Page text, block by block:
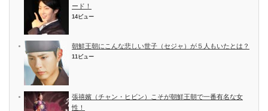
ード！
14ビュー
朝鮮王朝にこんな悲しい世子（セジャ）が５人もいたとは？
11ビュー
張禧嬪（チャン・ヒビン）こそが朝鮮王朝で一番有名な女
性！